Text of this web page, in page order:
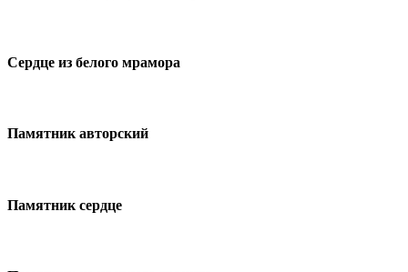
Сердце из белого мрамора
Памятник авторский
Памятник сердце